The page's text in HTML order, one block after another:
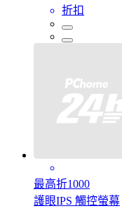
折扣
最高折1000
護眼IPS 觸控螢幕